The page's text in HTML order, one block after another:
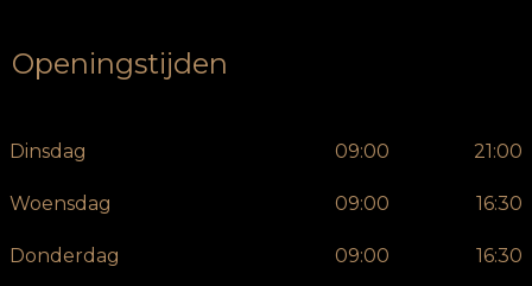
Openingstijden
Dinsdag 09:00 21:00
Woensdag 09:00 16:30
Donderdag 09:00 16:30